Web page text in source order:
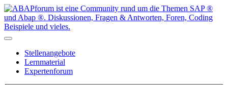
Stellenangebote
Lernmaterial
Expertenforum